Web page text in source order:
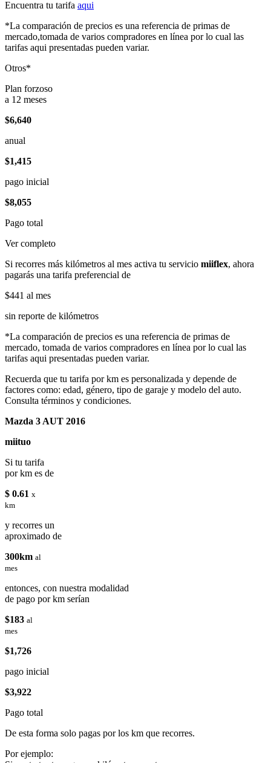
Encuentra tu tarifa aqui
*La comparación de precios es una referencia de primas de
mercado,tomada de varios compradores en línea por lo cual las
tarifas aqui presentadas pueden variar.
Otros*
Plan forzoso
a 12 meses
$6,640
anual
$1,415
pago inicial
$8,055
Pago total
Ver completo
Si recorres más kilómetros al mes activa tu servicio miiflex, ahora
pagarás una tarifa preferencial de
$441 al mes
sin reporte de kilómetros
*La comparación de precios es una referencia de primas de
mercado, tomada de varios compradores en línea por lo cual las
tarifas aqui presentadas pueden variar.
Recuerda que tu tarifa por km es personalizada y depende de
factores como: edad, género, tipo de garaje y modelo del auto.
Consulta términos y condiciones.
Mazda 3 AUT 2016
miituo
Si tu tarifa
por km es de
$ 0.61 x
km
y recorres un
aproximado de
300km al
mes
entonces, con nuestra modalidad
de pago por km serían
$183 al
mes
$1,726
pago inicial
$3,922
Pago total
De esta forma solo pagas por los km que recorres.
Por ejemplo: